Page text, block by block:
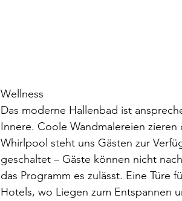
Wellness
Das moderne Hallenbad ist
Innere. Coole Wandmalereien
Whirlpool steht uns Gästen zur
geschaltet – Gäste können nicht
das Programm es zulässt. Eine Türe
Hotels, wo Liegen zum Entspannen